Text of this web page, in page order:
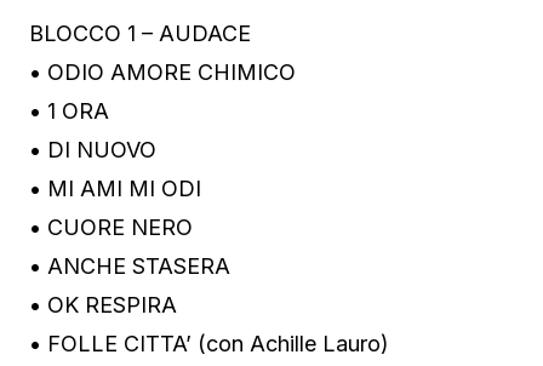
BLOCCO 1 – AUDACE
• ODIO AMORE CHIMICO
• 1 ORA
• DI NUOVO
• MI AMI MI ODI
• CUORE NERO
• ANCHE STASERA
• OK RESPIRA
• FOLLE CITTA’ (con Achille Lauro)